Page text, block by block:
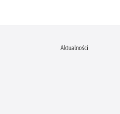
Aktualności